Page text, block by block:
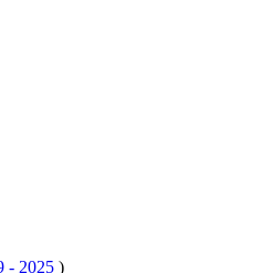
- 2025 )